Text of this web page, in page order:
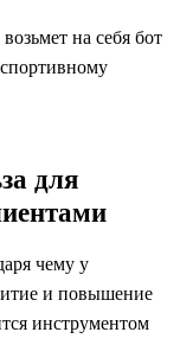
на себя бот
для
чему у
и повышение
инструментом